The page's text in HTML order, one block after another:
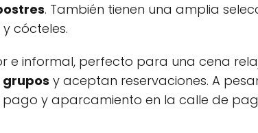
. También tienen una amplia
cócteles.
e informal, perfecto para una cena
grupos y aceptan reservaciones. A
y aparcamiento en la calle de